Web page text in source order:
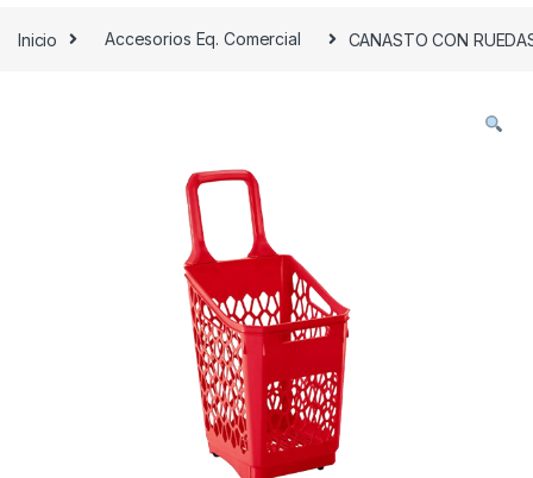
Inicio Accesorios Eq. Comercial CANASTO CON